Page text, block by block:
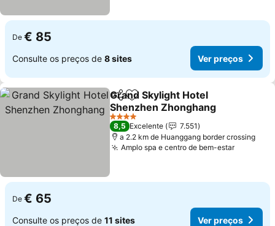
De € 85
Consulte os preços de 8 sites Ver preços
PartilharAdicionar aos favoritos
Grand Skylight Hotel
Shenzhen Zhonghang
4 Estrelas
8,5 Excelente
7.551
a 2.2 km de Huanggang border crossing
Amplo spa e centro de bem-estar
De € 65
Consulte os preços de 11 sites Ver preços